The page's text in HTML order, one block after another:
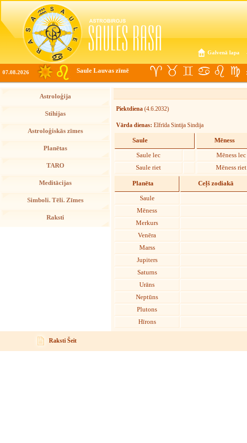
Galvenā lapa
07.08.2026 Saule Lauvas zīmē
Astroloģija
Stihijas
Astroloģiskās zīmes
Planētas
TARO
Meditācijas
Simboli. Tēli. Zīmes
Raksti
Piektdiena (4.6.2032)
Vārda dienas: Elfrīda Sintija Sindija
Saule
Saule lec
Saule riet
Mēness
Mēness lec
Mēness riet
Planēta Ceļš zodiakā
Saule
Mēness
Merkurs
Venēra
Marss
Jupiters
Saturns
Urāns
Neptūns
Plutons
Hīrons
Raksti Šeit